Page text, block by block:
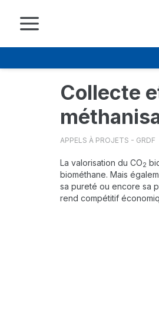
Collecte
APPELS À PROJETS - GRDF
La valorisation du CO2
biométhane. Mais
sa pureté ou encore sa
rend compétitif